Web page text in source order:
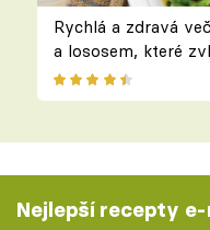
Rychlá a zdravá
a lososem, které
Nejlepší recepty